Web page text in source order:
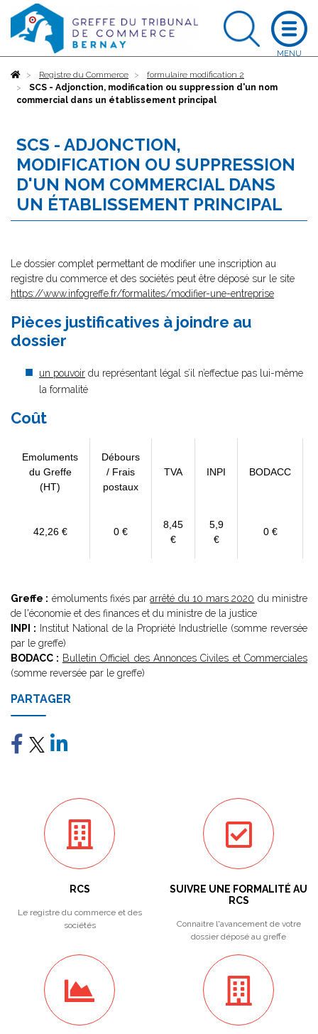
AccueilRegistre du Commerce
formulaire modification 2
SCS - Adjonction, modification ou suppression d'un nom
commercial dans un établissement principal
SCS - ADJONCTION,
MODIFICATION OU SUPPRESSION
D'UN NOM COMMERCIAL DANS
UN ÉTABLISSEMENT PRINCIPAL
Le dossier complet permettant de modifier une inscription au
registre du commerce et des sociétés peut être déposé sur le site
https://www.infogreffe.fr/formalites/modifier-une-entreprise
Pièces justificatives à joindre au
dossier
un pouvoir du représentant légal s’il n’effectue pas lui-même
la formalité
Coût
Emoluments
du Greffe
(HT)
Débours
/ Frais
postaux
TVA INPI BODACC
42,26 € 0 €
8,45
€
5,9
€
0 €
Greffe : émoluments fixés pararrêté du 10 mars 2020 du ministre
de l'économie et des finances et du ministre de la justice
INPI : Institut National de la Propriété Industrielle (somme reversée
par le greffe)
BODACC : Bulletin Officiel des Annonces Civiles et Commerciales
(somme reversée par le greffe)
PARTAGER
RCS
Le registre du commerce et des
sociétés
SUIVRE UNE FORMALITÉ AU
RCS
Connaitre l'avancement de votre
dossier déposé au greffe